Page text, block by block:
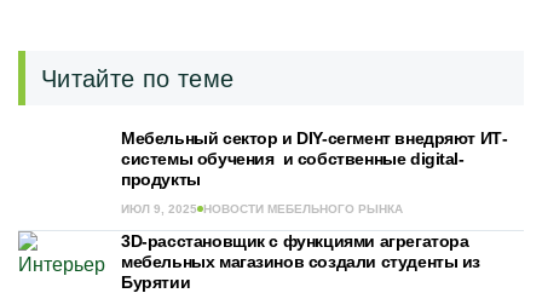
Читайте по теме
Мебельный сектор и DIY-сегмент внедряют ИТ-
системы обучения и собственные digital-
продукты
ИЮЛ 9, 2025 НОВОСТИ МЕБЕЛЬНОГО РЫНКА
3D-расстановщик с функциями агрегатора
мебельных магазинов создали студенты из
Бурятии